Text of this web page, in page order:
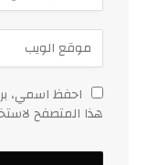
احفظ اسمي،
هذا المتصفح